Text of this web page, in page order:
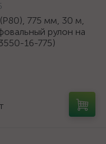
775 мм, 30 м,
рулон на
16-775)